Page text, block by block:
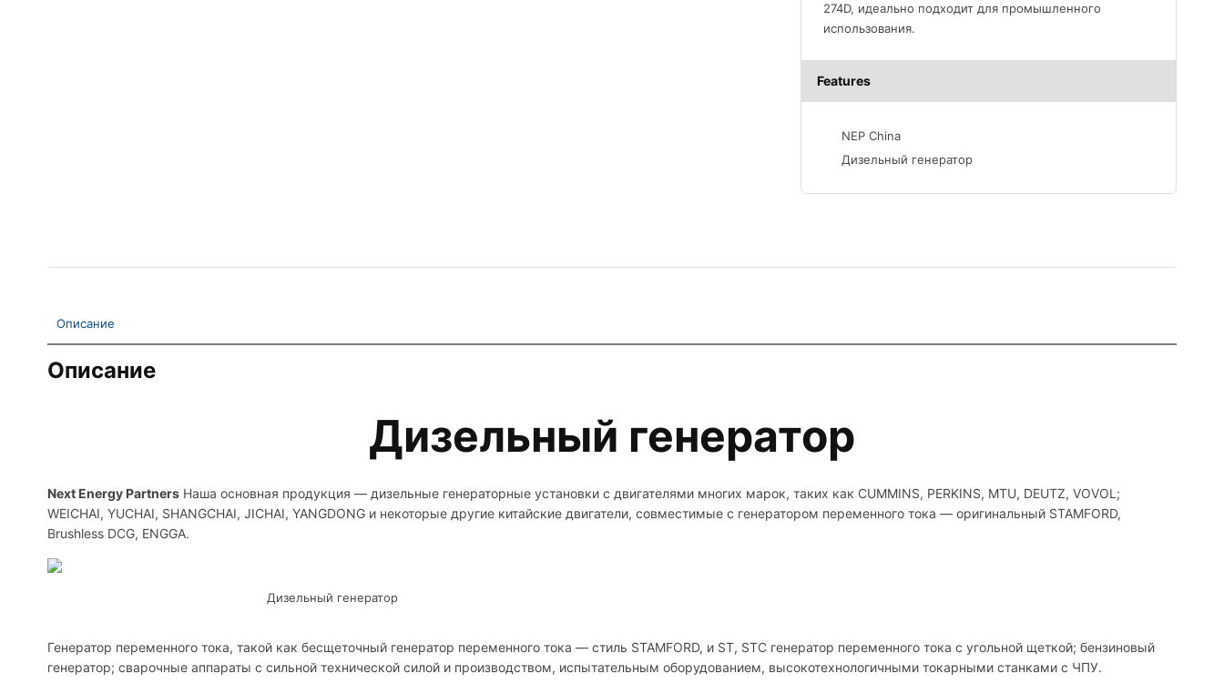
274D, идеально подходит для промышленного
использования.
Features
NEP China
Дизельный генератор
Описание
Описание
Дизельный генератор
Next Energy Partners Наша основная продукция — дизельные генераторные установки с двигателями многих марок, таких как CUMMINS, PERKINS, MTU, DEUTZ, VOVOL;
WEICHAI, YUCHAI, SHANGCHAI, JICHAI, YANGDONG и некоторые другие китайские двигатели, совместимые с генератором переменного тока — оригинальный STAMFORD,
Brushless DCG, ENGGA.
Дизельный генератор
Генератор переменного тока, такой как бесщеточный генератор переменного тока — стиль STAMFORD, и ST, STC генератор переменного тока с угольной щеткой; бензиновый
генератор; сварочные аппараты с сильной технической силой и производством, испытательным оборудованием, высокотехнологичными токарными станками с ЧПУ.